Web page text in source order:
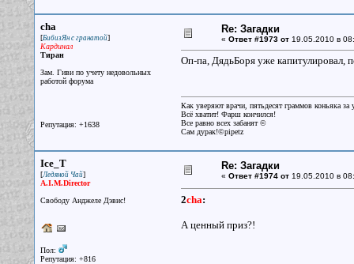
cha
[БибизЯн с гранатой]
Кардинал
Тиран
Зам. Гиви по учету недовольных
работой форума
Репутация: +1638
Re: Загадки
« Ответ #1973 от19.05.2010 в
Оп-па, ДядьБоря уже капитулировал,
Как уверяют врачи, пятьдесят граммов коньяка
Всё хватит! Фарш кончился!
Все равно всех забанят ©
Сам дурак!©pipetz
Ice_T
[Ледяной Чай]
A.I.M.Director
Свободу Анджеле Дэвис!
Пол:
Репутация: +816
Re: Загадки
« Ответ #1974 от19.05.2010 в
2cha:
А ценный приз?!